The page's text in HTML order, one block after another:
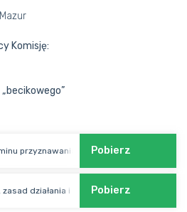
Komisję:
przyznawania świadczenia z tytułu
Pobierz
zasad działania i zadań Komisji wraz z
Pobierz